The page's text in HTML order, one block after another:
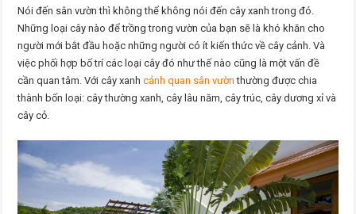
Nói đến sân vườn thì không thể không nói đến cây xanh trong đó.
Những loại cây nào để trồng trong vườn của bạn sẽ là khó khăn cho
người mới bắt đầu hoặc những người có ít kiến thức về cây cảnh. Và
việc phối hợp bố trí các loại cây đó như thế nào cũng là một vấn đề
cần quan tâm. Với cây xanhcảnh quan sân vườn thường được chia
thành bốn loại: cây thường xanh, cây lâu năm, cây trúc, cây dương xỉ và
cây cỏ.